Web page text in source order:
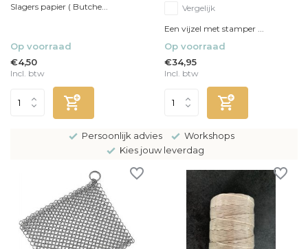
Slagers papier ( Butche...
Op voorraad
€4,50
Incl. btw
Vergelijk
Een vijzel met stamper ...
Op voorraad
€34,95
Incl. btw
Persoonlijk advies
Workshops
Kies jouw leverdag